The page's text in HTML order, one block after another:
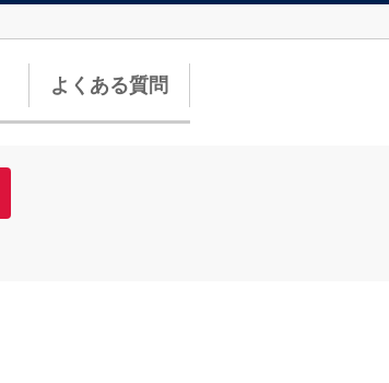
よくある質問